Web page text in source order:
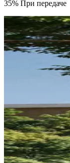
35% При передаче